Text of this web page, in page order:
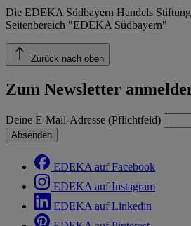
Die EDEKA Südbayern Handels
Seitenbereich "EDEKA Südbayern"
Zurück nach oben
Zum Newsletter
Deine E-Mail-Adresse (Pflichtfeld)
Absenden
EDEKA auf Facebook
EDEKA auf Instagram
EDEKA auf Linkedin